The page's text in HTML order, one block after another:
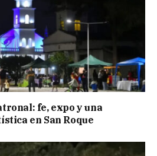
fe, expo y una
en San Roque